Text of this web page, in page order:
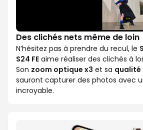
Des clichés nets même de loin
N’hésitez pas à prendre du recul, le
S24 FE aime réaliser des clichés à
Son zoom optique x3 et sa qualité
sauront capturer des photos avec
incroyable.